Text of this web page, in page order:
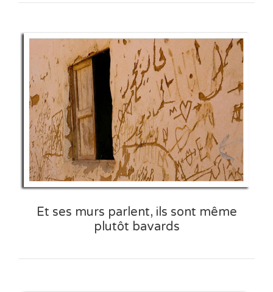
Et ses murs parlent, ils sont même
plutôt bavards